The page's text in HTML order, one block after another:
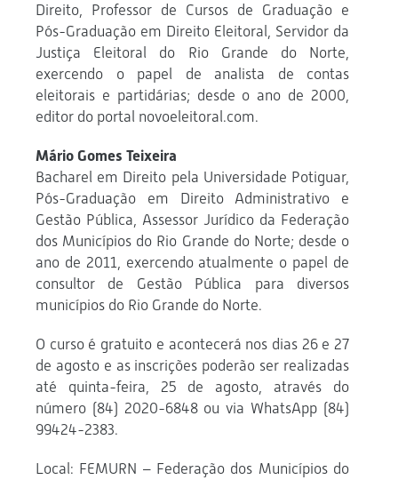
Direito, Professor de Cursos de Graduação e
Pós-Graduação em Direito Eleitoral, Servidor da
Justiça Eleitoral do Rio Grande do Norte,
exercendo o papel de analista de contas
eleitorais e partidárias; desde o ano de 2000,
editor do portal novoeleitoral.com.
Mário Gomes Teixeira
Bacharel em Direito pela Universidade Potiguar,
Pós-Graduação em Direito Administrativo e
Gestão Pública, Assessor Jurídico da Federação
dos Municípios do Rio Grande do Norte; desde o
ano de 2011, exercendo atualmente o papel de
consultor de Gestão Pública para diversos
municípios do Rio Grande do Norte.
O curso é gratuito e acontecerá nos dias 26 e 27
de agosto e as inscrições poderão ser realizadas
até quinta-feira, 25 de agosto, através do
número (84) 2020-6848 ou via WhatsApp (84)
99424-2383.
Local: FEMURN – Federação dos Municípios do